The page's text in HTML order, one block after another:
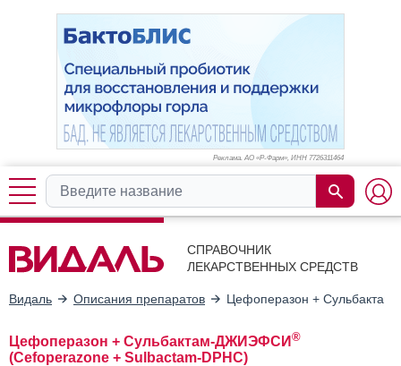
Реклама. АО «Р-Фарм», ИНН 7726311464
СПРАВОЧНИК
ЛЕКАРСТВЕННЫХ СРЕДСТВ
Видаль Описания препаратов Цефоперазон +
Цефоперазон + Сульбактам-ДЖИЭФСИ ®
(Cefoperazone + Sulbactam-DPHC)